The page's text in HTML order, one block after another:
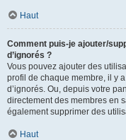
Haut
Comment puis-je ajouter/
d’ignorés ?
Vous pouvez ajouter des
profil de chaque membre, il y
d’ignorés. Ou, depuis votre
directement des membres en
également supprimer des
Haut